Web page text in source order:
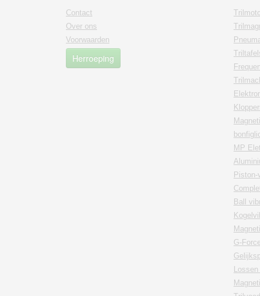
Contact
Over ons
Voorwaarden
Herroeping
MP
Piston-
Ball
G-